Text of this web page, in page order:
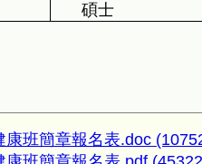
碩士
康班簡章報名表.doc